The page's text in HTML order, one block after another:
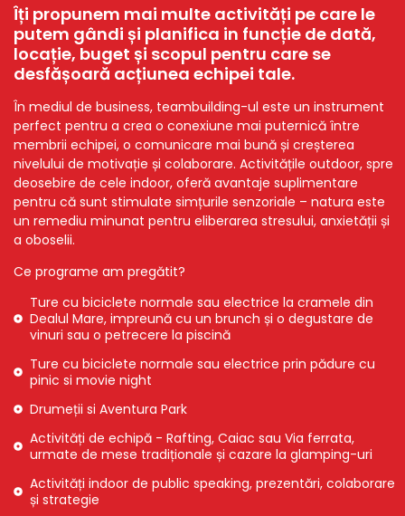
Îți propunem mai multe activități pe care le
putem gândi și planifica in funcție de dată,
locație, buget și scopul pentru care se
desfășoară acțiunea echipei tale.
În mediul de business, teambuilding-ul este un instrument
perfect pentru a crea o conexiune mai puternică între
membrii echipei, o comunicare mai bună și creșterea
nivelului de motivație și colaborare. Activitățile outdoor, spre
deosebire de cele indoor, oferă avantaje suplimentare
pentru că sunt stimulate simțurile senzoriale – natura este
un remediu minunat pentru eliberarea stresului, anxietății și
a oboselii.
Ce programe am pregătit?
Ture cu biciclete normale sau electrice la cramele din
Dealul Mare, impreună cu un brunch și o degustare de
vinuri sau o petrecere la piscină
Ture cu biciclete normale sau electrice prin pădure cu
pinic si movie night
Drumeții si Aventura Park
Activități de echipă - Rafting, Caiac sau Via ferrata,
urmate de mese tradiționale și cazare la glamping-uri
Activități indoor de public speaking, prezentări, colaborare
și strategie